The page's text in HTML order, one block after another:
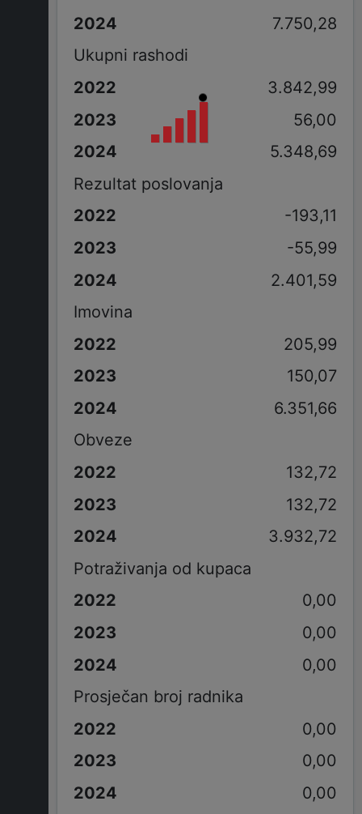
7.750,28
Ukupni rashodi
3.842,99
56,00
5.348,69
Rezultat poslovanja
-193,11
-55,99
2.401,59
Imovina
205,99
150,07
6.351,66
Obveze
132,72
132,72
3.932,72
Potraživanja od kupaca
0,00
0,00
0,00
Prosječan broj radnika
0,00
0,00
0,00